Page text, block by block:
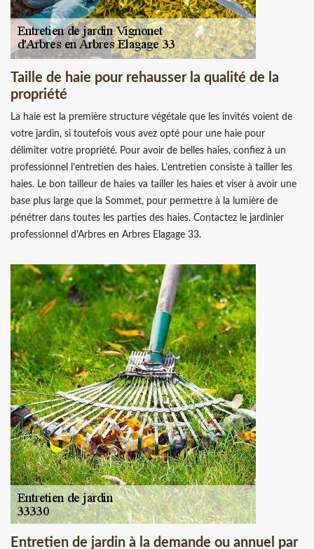
Taille de haie pour rehausser la qualité de la
propriété
La haie est la première structure végétale que les invités voient de
votre jardin, si toutefois vous avez opté pour une haie pour
délimiter votre propriété. Pour avoir de belles haies, confiez à un
professionnel l’entretien des haies. L’entretien consiste à tailler les
haies. Le bon tailleur de haies va tailler les haies et viser à avoir une
base plus large que la Sommet, pour permettre à la lumière de
pénétrer dans toutes les parties des haies. Contactez le jardinier
professionnel d'Arbres en Arbres Elagage 33.
Entretien de jardin à la demande ou annuel par